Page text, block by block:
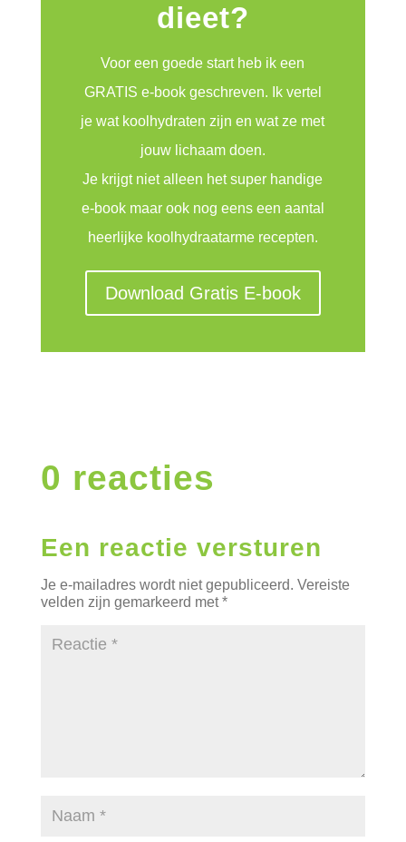
dieet?
Voor een goede start heb ik een
GRATIS e-book geschreven. Ik vertel
je wat koolhydraten zijn en wat ze met
jouw lichaam doen.
Je krijgt niet alleen het super handige
e-book maar ook nog eens een aantal
heerlijke koolhydraatarme recepten.
Download Gratis E-book
0 reacties
Een reactie versturen
Je e-mailadres wordt niet gepubliceerd. Vereiste
velden zijn gemarkeerd met*